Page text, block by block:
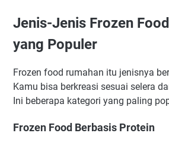
Jenis-Jenis Frozen
yang Populer
Frozen food rumahan itu jenisnya
Kamu bisa berkreasi sesuai selera
Ini beberapa kategori yang paling
Frozen Food Berbasis Protein